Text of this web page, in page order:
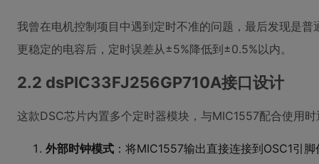
我曾在电机控制项目中遇到定时不准的问题，最后发现是
更稳定的电容后，定时误差从±5%降低到±0.5%以内。
2.2 dsPIC33FJ256GP710A接口设计
这款DSC芯片内置多个定时器模块，与MIC1557配合使用
外部时钟模式 ：将MIC1557输出直接连接到OSC1引